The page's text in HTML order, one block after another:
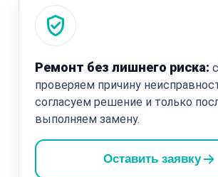
Ремонт без лишнего риска:
проверяем причину
согласуем решение и только
выполняем замену.
Оставить заявку